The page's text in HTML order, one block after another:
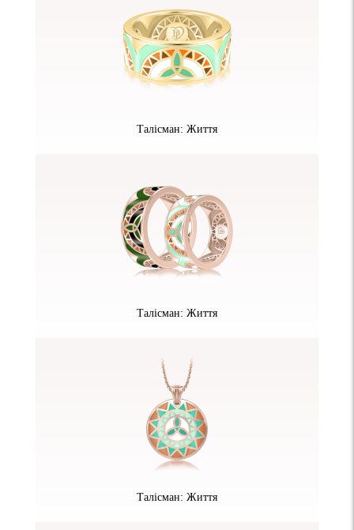
Талісман: Життя
Талісман: Життя
Талісман: Життя